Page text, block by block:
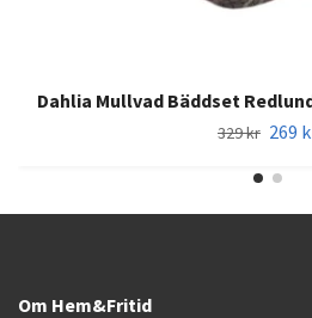
Dahlia Mullvad Bäddset
329 kr 269
Om Hem&Fritid